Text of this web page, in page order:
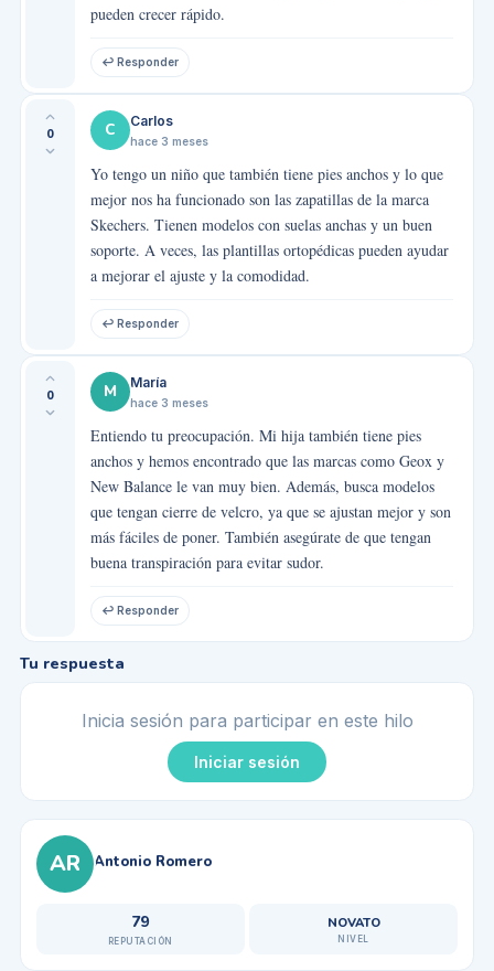
pueden crecer rápido.
↩ Responder
0 C Carlos
hace 3 meses
Yo tengo un niño que también tiene pies anchos y lo que
mejor nos ha funcionado son las zapatillas de la marca
Skechers. Tienen modelos con suelas anchas y un buen
soporte. A veces, las plantillas ortopédicas pueden ayudar
a mejorar el ajuste y la comodidad.
↩ Responder
0 M María
hace 3 meses
Entiendo tu preocupación. Mi hija también tiene pies
anchos y hemos encontrado que las marcas como Geox y
New Balance le van muy bien. Además, busca modelos
que tengan cierre de velcro, ya que se ajustan mejor y son
más fáciles de poner. También asegúrate de que tengan
buena transpiración para evitar sudor.
↩ Responder
Tu respuesta
Inicia sesión para participar en este hilo
Iniciar sesión
AR Antonio Romero
79
REPUTACIÓN
NOVATO
NIVEL